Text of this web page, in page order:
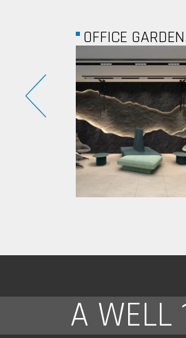
HENKEL
A WELL